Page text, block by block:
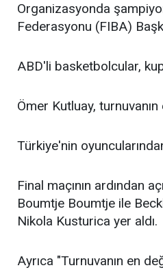
Organizasyonda
Federasyonu (FIBA)
ABD'li basketbolcular,
Ömer Kutluay,
Türkiye'nin
Final maçının ardından
Boumtje Boumtje ile
Nikola Kusturica yer aldı.
Ayrıca "Turnuvanın en